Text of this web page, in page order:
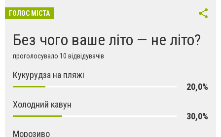
ГОЛОС МІСТА
Без чого ваше літо — не літо?
проголосувало 10 відвідувачів
Кукурудза на пляжі
20,0%
Холодний кавун
30,0%
Морозиво